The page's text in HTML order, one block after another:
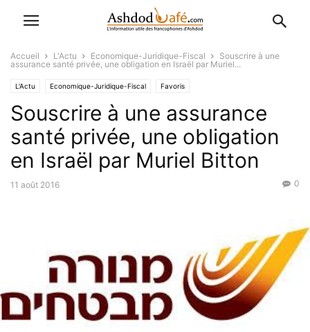
Accueil L'Actu Economique-Juridique-Fiscal
Souscrire à une
assurance santé privée, une obligation en Israël par Muriel...
L'Actu Economique-Juridique-Fiscal Favoris
Souscrire à une assurance
santé privée, une obligation
en Israël par Muriel Bitton
11 août 2016 0